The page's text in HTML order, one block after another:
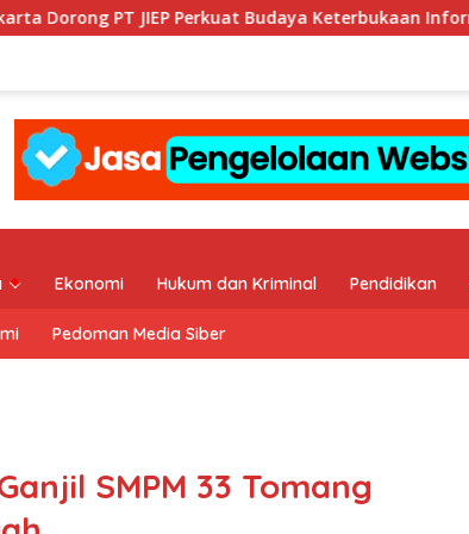
Perkuat Budaya Keterbukaan Informasi Publik
Ekonomi Hukum dan Kriminal Pendidikan
Pedoman Media Siber
SMPM 33 Tomang